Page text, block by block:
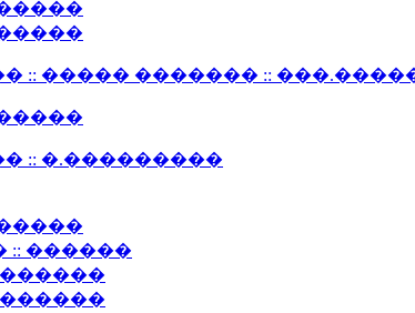
:: ����� ������� ::
:: �.���������
:: ������